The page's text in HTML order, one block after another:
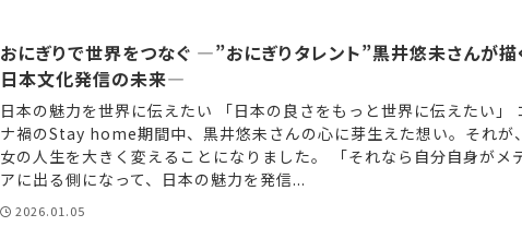
おにぎりで世界をつなぐ ―”おにぎりタレント”黒井悠未さんが描
日本文化発信の未来―
日本の魅力を世界に伝えたい 「日本の良さをもっと世界に伝えたい」
ナ禍のStay home期間中、黒井悠未さんの心に芽生えた想い。それが
女の人生を大きく変えることになりました。 「それなら自分自身がメ
アに出る側になって、日本の魅力を発信...
2026.01.05